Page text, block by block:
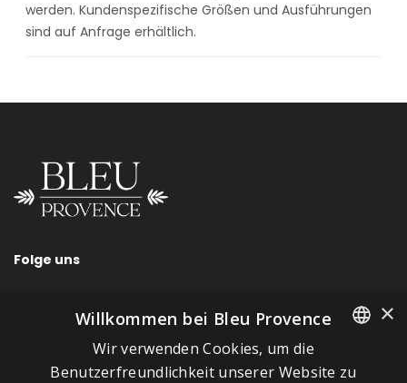
werden. Kundenspezifische Größen und Ausführungen
sind auf Anfrage erhältlich.
Folge uns
SCHNELLLINKS
FRENCH
×
Willkommen bei Bleu Provence
Wir verwenden Cookies, um die
Benutzerfreundlichkeit unserer Website zu